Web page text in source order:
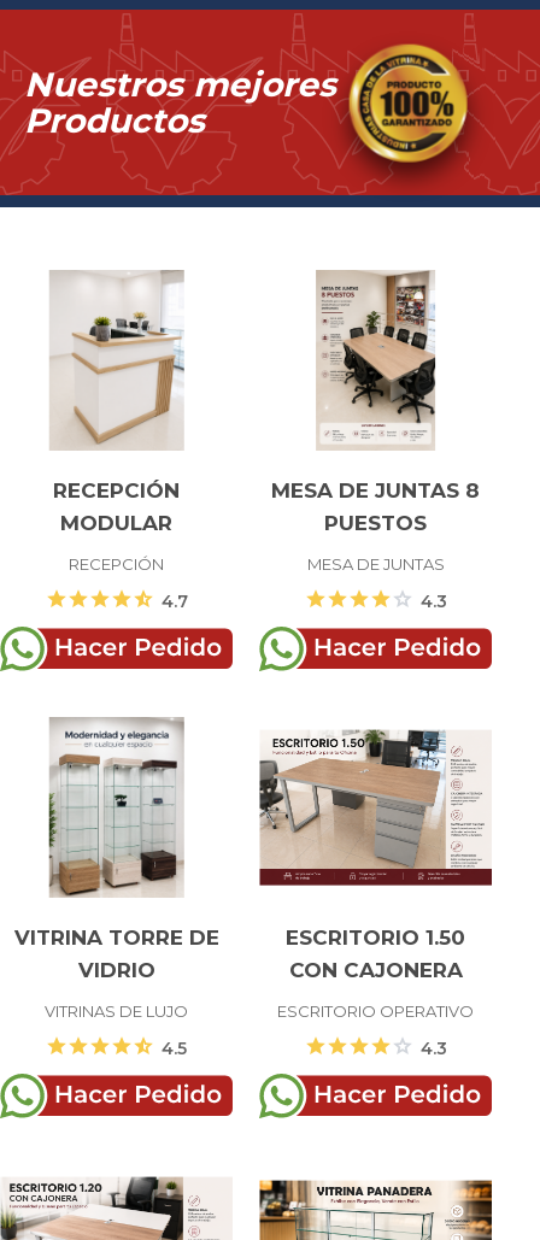
Nuestros mejores
Productos
RECEPCIÓN
MODULAR
RECEPCIÓN
starstarstarstarstar_half 4.7
MESA DE JUNTAS 8
PUESTOS
MESA DE JUNTAS
starstarstarstarstar 4.3
VITRINA TORRE DE
VIDRIO
VITRINAS DE LUJO
starstarstarstarstar_half 4.5
ESCRITORIO 1.50
CON CAJONERA
ESCRITORIO OPERATIVO
starstarstarstarstar 4.3